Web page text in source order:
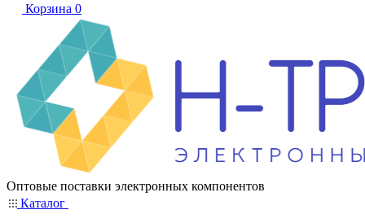
Корзина 0
Оптовые поставки электронных компонентов
Каталог